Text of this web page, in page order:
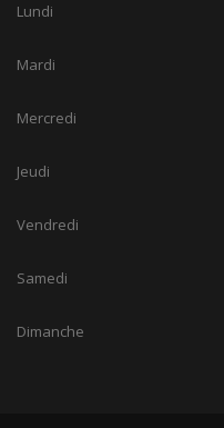
Lundi
Mardi
Mercredi
Jeudi
Vendredi
Samedi
Dimanche